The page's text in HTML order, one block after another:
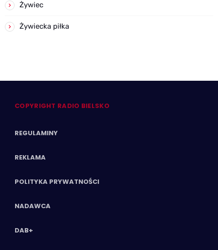
Żywiec
Żywiecka piłka
COPYRIGHT RADIO BIELSKO
REGULAMINY
REKLAMA
POLITYKA PRYWATNOŚCI
NADAWCA
DAB+